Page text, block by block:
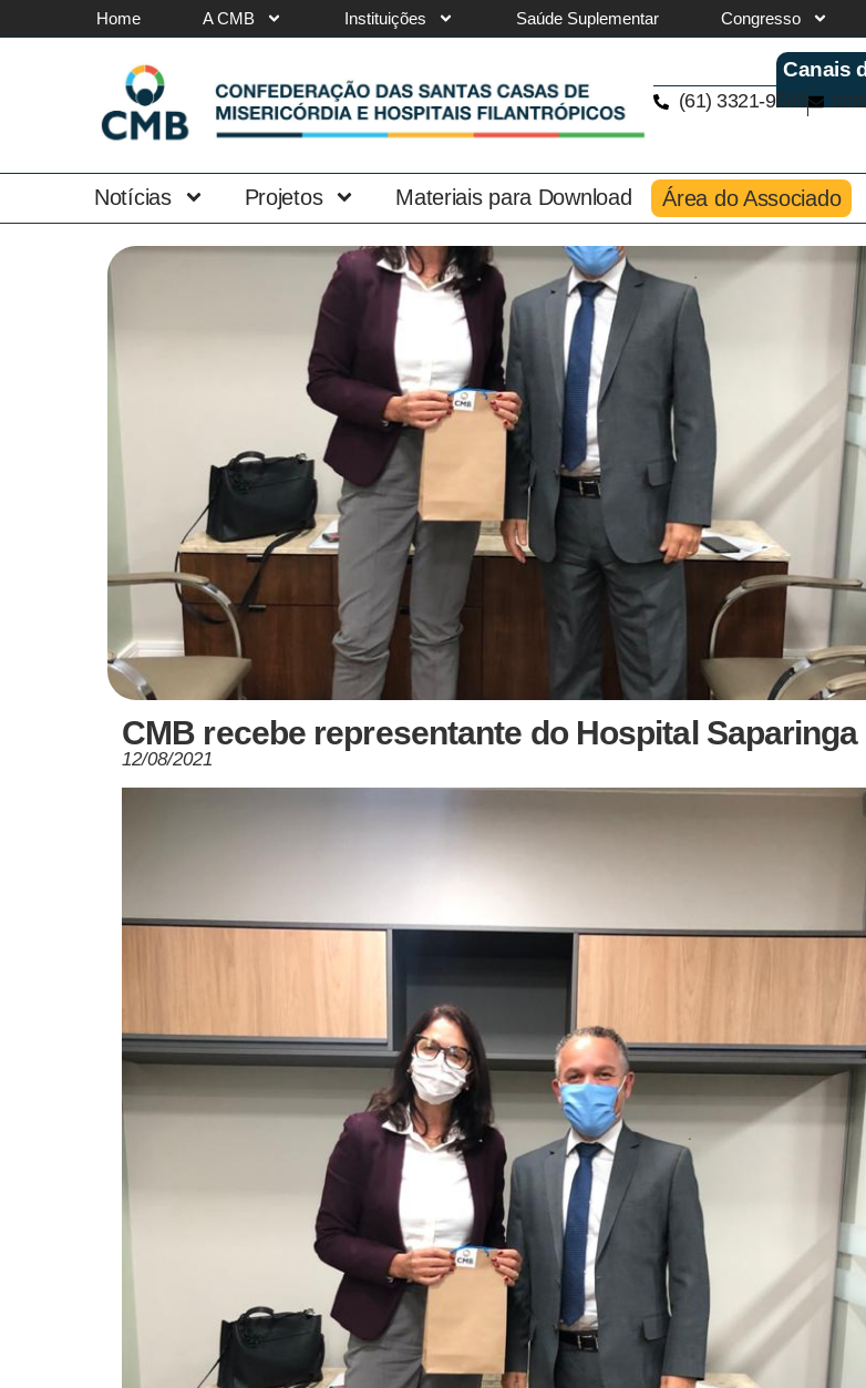
Home A CMB Instituições Saúde Suplementar Congresso
Canais
(61) 3321-9563
Notícias Projetos Materiais para Download Área do Associado
CMB recebe representante do Hospital Saparinga
12/08/2021